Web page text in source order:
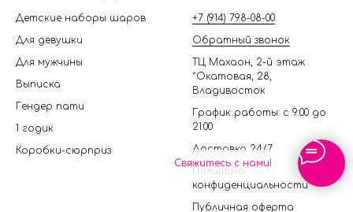
Свяжитесь с нами!
Детские наборы шаров
Для девушки
Для мужчины
Выписка
Гендер пати
1 годик
Коробки-сюрприз
+7 (914) 798-08-00
Обратный звонок
ТЦ Махаон, 2-й этаж
*Окатовая, 28,
Владивосток
График работы: с 9:00 до
21:00
Доставка 24/7
Политика
конфиденциальности
Публичная оферта